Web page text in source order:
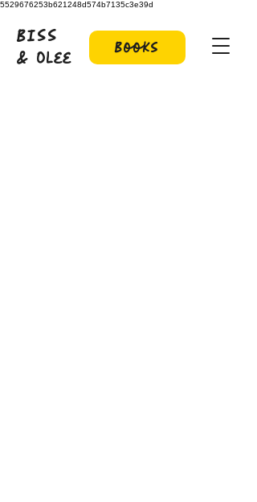
5529676253b621248d574b7135c3e39d
Biss
& Olee
Books